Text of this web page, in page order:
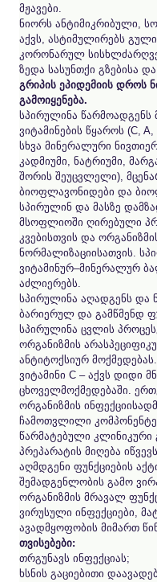
მჟავები.
ნიორს ანტიმიკრიბული,
აქვს, ასტიმულირებს
კორონარულ
ზედა სასუნთქი გზებისა
გრიპის ეპიდემიის დროს
გამოიყენება.
სპირულინა
ვიტამინების წყაროს (C,
სხვა მინერალური
კადმიუმი, ნატრიუმი,
შორის შეუცვლელი),
ბიოფლავონიდები და
სპირულინ და მასზე
მსოფლიოში ღირებული
კვებისთვის და
ნორმალიზაციისათვის.
ვიტამინურ–მინერალურ
აძლიერებს.
სპირულინა აღადგენს და
ბარიერულ და გამწმენდ
სპირულინა ცვლის
ორგანიზმის
ანტიტოქსიურ მოქმედებას.
ვიტამინი C – აქვს დიდი
ცხოველმოქმედებაში.
ორგანიზმის
ჩამოთვლილი
წარმატებული კლინიკური
პრეპარატის მიღება
აღმდგენი ფუნქციების
შემადგენლობის გამო
ორგანიზმის მრავალ
ვირუსული ინფექციები,
ავადმყოფობის მიმართ
თვისებები:
თრგუნავს ინფექციას;
ხსნის გაციებითი